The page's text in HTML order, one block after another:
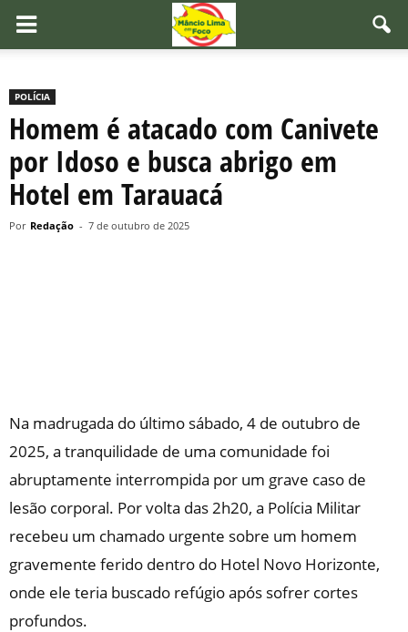
POLÍCIA
Homem é atacado com Canivete
por Idoso e busca abrigo em
Hotel em Tarauacá
Por Redação - 7 de outubro de 2025
Na madrugada do último sábado, 4 de outubro de
2025, a tranquilidade de uma comunidade foi
abruptamente interrompida por um grave caso de
lesão corporal. Por volta das 2h20, a Polícia Militar
recebeu um chamado urgente sobre um homem
gravemente ferido dentro do Hotel Novo Horizonte,
onde ele teria buscado refúgio após sofrer cortes
profundos.